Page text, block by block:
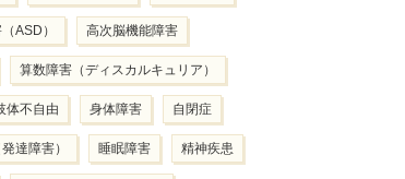
ASD） 高次脳機能障害
算数障害（ディスカルキュリア）
体不自由 身体障害 自閉症
達障害） 睡眠障害 精神疾患